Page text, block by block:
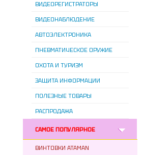
ВИДЕОРЕГИСТРАТОРЫ
ВИДЕОНАБЛЮДЕНИЕ
АВТОЭЛЕКТРОНИКА
ПНЕВМАТИЧЕСКОЕ ОРУЖИЕ
ОХОТА И ТУРИЗМ
ЗАЩИТА ИНФОРМАЦИИ
ПОЛЕЗНЫЕ ТОВАРЫ
РАСПРОДАЖА
САМОЕ ПОПУЛЯРНОЕ
ВИНТОВКИ ATAMAN